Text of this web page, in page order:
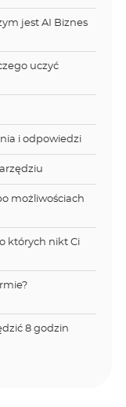
jest AI Biznes
uczyć
i odpowiedzi
możliwościach
których nikt Ci
8 godzin